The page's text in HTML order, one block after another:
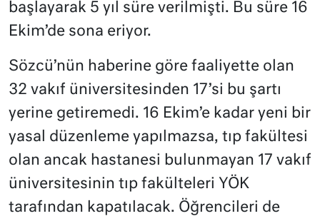
başlayarak 5 yıl süre verilmişti. Bu süre 16
Ekim’de sona eriyor.
Sözcü’nün haberine göre faaliyette olan
32 vakıf üniversitesinden 17’si bu şartı
yerine getiremedi. 16 Ekim’e kadar yeni bir
yasal düzenleme yapılmazsa, tıp fakültesi
olan ancak hastanesi bulunmayan 17 vakıf
üniversitesinin tıp fakülteleri YÖK
tarafından kapatılacak. Öğrencileri de